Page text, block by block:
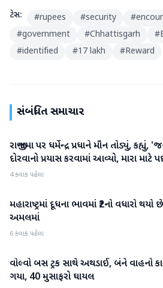
ટેગ્સ: #rupees #security #
#government #Chhattisgarh #
#identified #17 lakh #Reward
સંબંધિત સમાચાર
રાષ્ટ્રીય
રાજીનામા પર ધર્મેન્દ્ર પ્રધાને મૌન તોડ્યું,
દોરવાનો પ્રયાસ કરવામાં આવ્યો, મારા માટે
4 કલાક પહેલા
રાષ્ટ્રીય
મહારાષ્ટ્રમાં દૂધના ભાવમાં ₹2નો વધારો
અમલમાં
6 કલાક પહેલા
રાષ્ટ્રીય
વોલ્વો બસ ટ્રક સાથે અથડાઈ, બંને વાહનો
ગયા, 40 મુસાફરો ઘાયલ